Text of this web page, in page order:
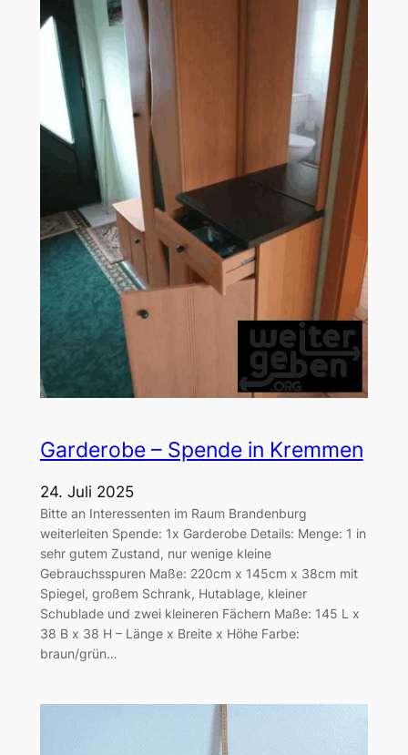
Garderobe – Spende in Kremmen
24. Juli 2025
Bitte an Interessenten im Raum Brandenburg
weiterleiten Spende: 1x Garderobe Details: Menge: 1 in
sehr gutem Zustand, nur wenige kleine
Gebrauchsspuren Maße: 220cm x 145cm x 38cm mit
Spiegel, großem Schrank, Hutablage, kleiner
Schublade und zwei kleineren Fächern Maße: 145 L x
38 B x 38 H – Länge x Breite x Höhe Farbe:
braun/grün…